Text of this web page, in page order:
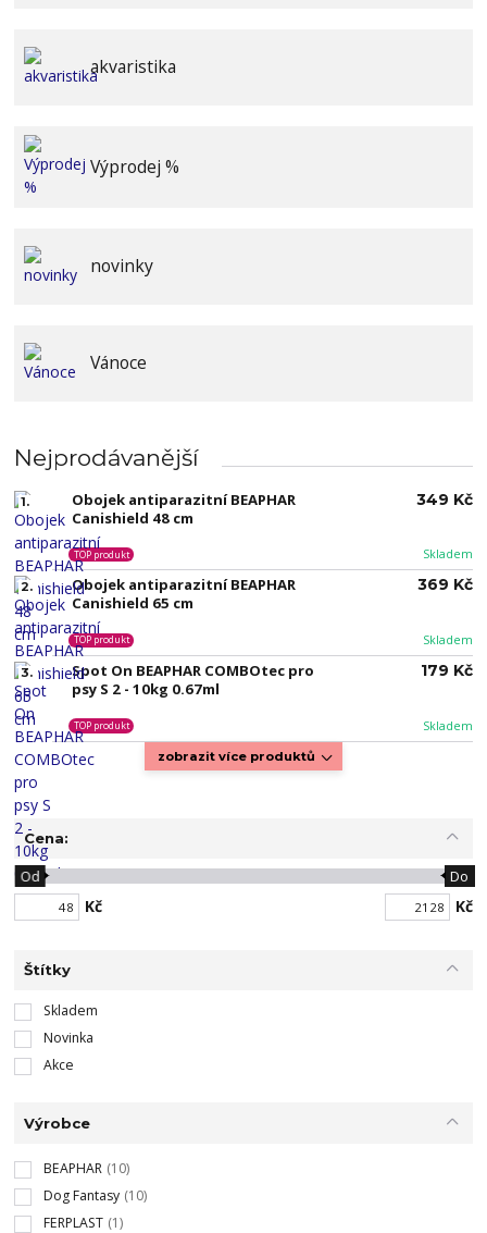
akvaristika
Výprodej %
novinky
Vánoce
Nejprodávanější
1.
Obojek antiparazitní BEAPHAR
Canishield 48 cm
Skladem
TOP produkt
349 Kč
2.
Obojek antiparazitní BEAPHAR
Canishield 65 cm
Skladem
TOP produkt
369 Kč
3.
Spot On BEAPHAR COMBOtec pro
psy S 2 - 10kg 0.67ml
Skladem
TOP produkt
179 Kč
zobrazit více produktů
Cena:
Kč
Od Do
Kč
Štítky
Skladem
Novinka
Akce
Výrobce
BEAPHAR (10)
Dog Fantasy (10)
FERPLAST (1)